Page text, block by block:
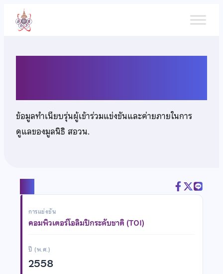
เนื้อหา
ข้อมูลทำเนียบรุ่นผู้เข้าร่วมแข่งขันและค่ายภายในการ
ดูแลของมูลนิธิ สอวน.
การแข่งขัน
คอมพิวเตอร์โอลิมปิกระดับชาติ (TOI)
ปี (พ.ศ.)
2558